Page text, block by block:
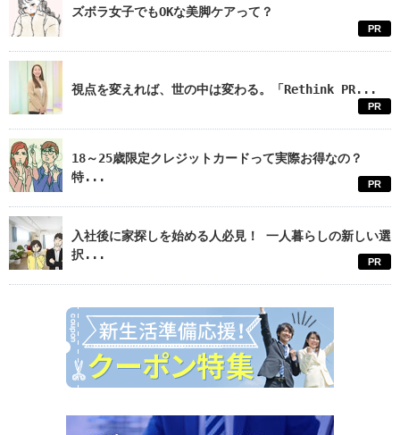
ズボラ女子でもOKな美脚ケアって？
PR
視点を変えれば、世の中は変わる。「Rethink PR...
PR
18～25歳限定クレジットカードって実際お得なの？
特...
PR
入社後に家探しを始める人必見！ 一人暮らしの新しい選
択...
PR